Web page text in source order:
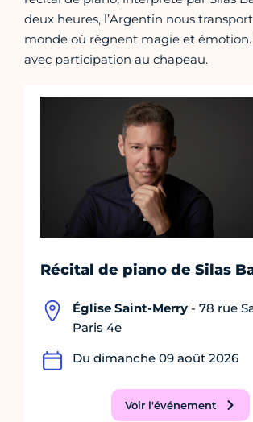
deux heures, l’Argentin nous
monde où règnent magie et
avec participation au chapeau.
Récital de piano de Silas
Église Saint-Merry - 78 rue
Paris 4e
Du dimanche 09 août 2026
Voir l'événement